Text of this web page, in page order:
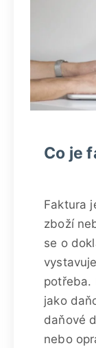
Co je
Faktura
zboží
se o
potřeba.
jako
daňové
nebo